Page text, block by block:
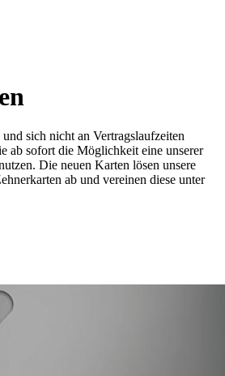
sich nicht an Vertragslaufzeiten
ab sofort die Möglichkeit eine unserer
Die neuen Karten lösen unsere
ab und vereinen diese unter